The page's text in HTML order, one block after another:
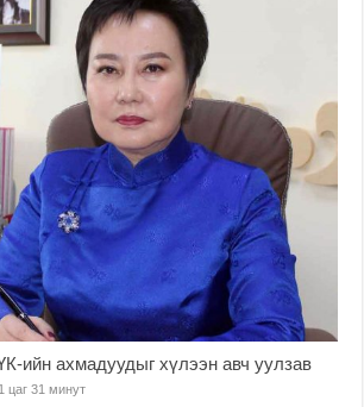
ийн ахмадуудыг хүлээн авч уулзав
цаг 31 минут